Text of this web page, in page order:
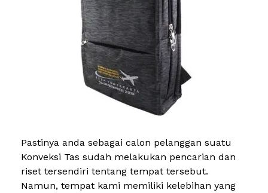
Pastinya anda sebagai calon pelanggan suatu
Konveksi Tas sudah melakukan pencarian dan
riset tersendiri tentang tempat tersebut.
Namun, tempat kami memiliki kelebihan yang